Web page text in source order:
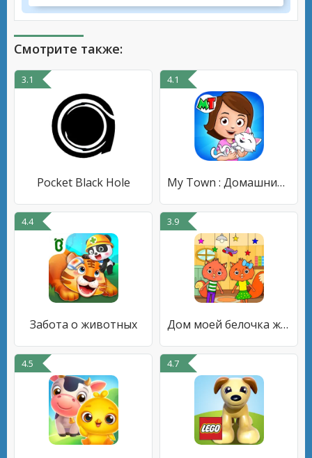
Смотрите также:
3.1
Pocket Black Hole
4.1
My Town : Домашние питомцы
4.4
Забота о животных
3.9
Дом моей белочка животных
4.5 4.7